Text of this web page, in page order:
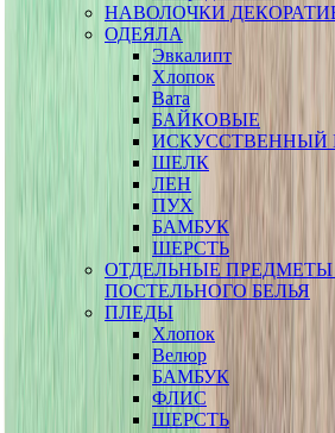
НАВОЛОЧКИ
ОДЕЯЛА
Эвкалипт
Хлопок
Вата
БАЙКОВЫЕ
ИСКУССТВЕННЫЙ
ШЕЛК
ЛЕН
ПУХ
БАМБУК
ШЕРСТЬ
ОТДЕЛЬНЫЕ
ПОСТЕЛЬНОГО БЕЛЬЯ
ПЛЕДЫ
Хлопок
Велюр
БАМБУК
ФЛИС
ШЕРСТЬ